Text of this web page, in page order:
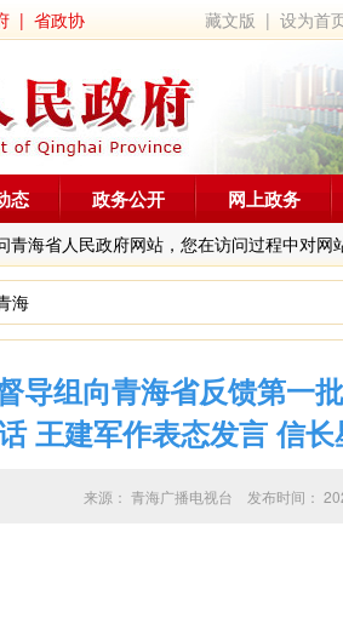
| 省政协 藏文版 |设为首
青海省人民政府网站，您在访问过程中对网
态 政务公开 网上政务
海
导组向青海省反馈第一
王建军作表态发言 信
来源： 青海广播电视台 发布时间：